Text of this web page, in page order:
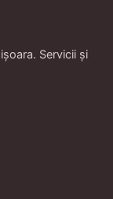
Servicii și